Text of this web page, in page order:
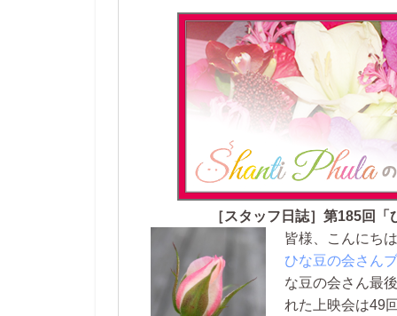
［スタッフ日誌］第185回
皆様、こんにち
ひな豆の会さん
な豆の会さん最
れた上映会は49